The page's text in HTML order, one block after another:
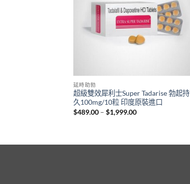
延時助勃
超級雙效犀利士Super Tadarise 勃起持
久100mg/10粒 印度原裝進口
$489.00 – $1,999.00Price